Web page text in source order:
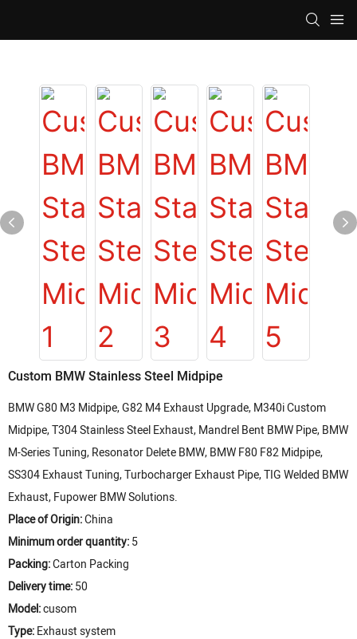
Custom BMW Stainless Steel Midpipe
BMW G80 M3 Midpipe, G82 M4 Exhaust Upgrade, M340i Custom
Midpipe, T304 Stainless Steel Exhaust, Mandrel Bent BMW Pipe, BMW
M-Series Tuning, Resonator Delete BMW, BMW F80 F82 Midpipe,
SS304 Exhaust Tuning, Turbocharger Exhaust Pipe, TIG Welded BMW
Exhaust, Fupower BMW Solutions.
Place of Origin:China
Minimum order quantity:5
Packing:Carton Packing
Delivery time:50
Model:cusom
Type:Exhaust system